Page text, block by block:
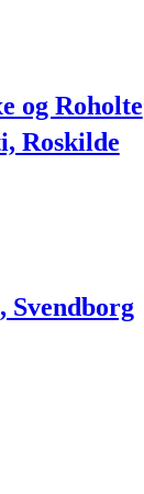
og Roholte
Roskilde